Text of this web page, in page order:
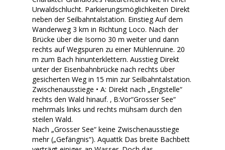
Urwaldschlucht. Parkierungsmöglichkeiten Direkt
neben der Seilbahntalstation. Einstieg Auf dem
Wanderweg 3 km in Richtung Loco. Nach der
Brücke über die Isorno 30 m weiter und dann
rechts auf Wegspuren zu einer Mühlenruine. 20
m zum Bach hinunterklettern. Ausstieg Direkt
unter der Eisenbahnbrücke nach rechts über
gesicherten Weg in 15 min zur Seilbahntalstation.
Zwischenausstiege • A: Direkt nach „Engstelle“
rechts den Wald hinauf. ‚ B:Vor“Grosser See“
mehrmals links und rechts mühsam durch den
steilen Wald.
Nach „Grosser See“ keine Zwischenausstiege
mehr („Gefängnis“). Aquattk Das breite Bachbett